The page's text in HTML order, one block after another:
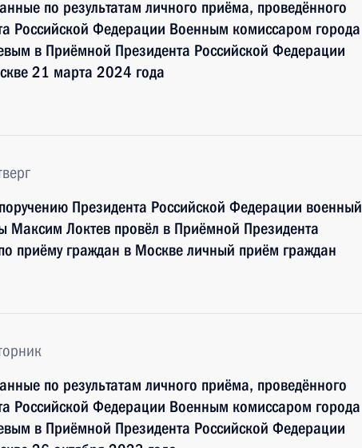
по результатам личного приёма, проведённого
Российской Федерации Военным комиссаром города
в Приёмной Президента Российской Федерации
21 марта 2024 года
Президента Российской Федерации военный
Максим Локтев провёл в Приёмной Президента
приёму граждан в Москве личный приём граждан
по результатам личного приёма, проведённого
Российской Федерации Военным комиссаром города
в Приёмной Президента Российской Федерации